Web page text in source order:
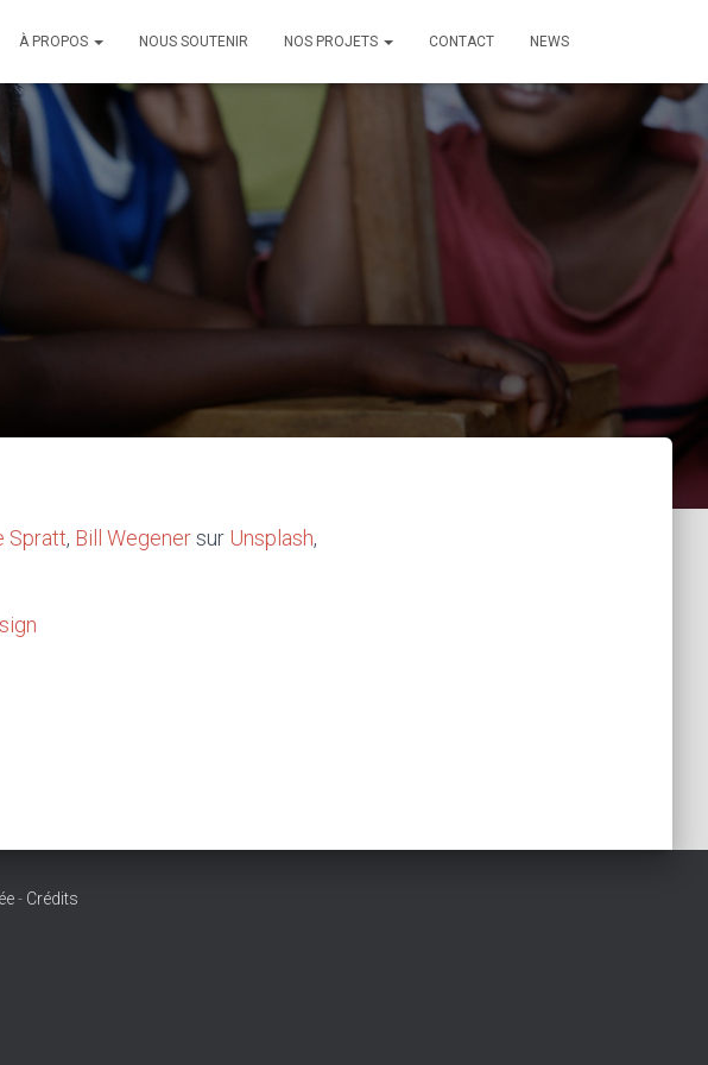
À PROPOS NOUS SOUTENIR NOS PROJETS CONTACT NEWS
Spratt, Bill Wegenersur Unsplash,
- Crédits